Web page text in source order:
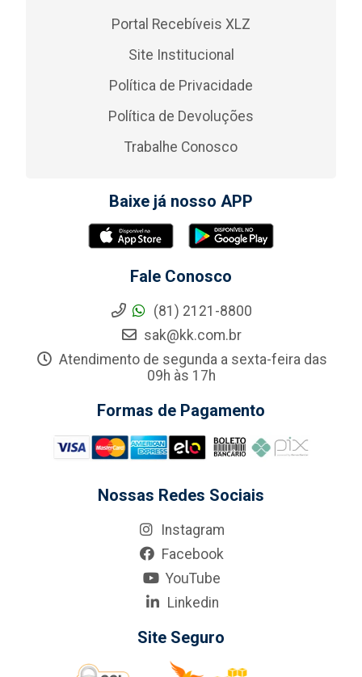
Portal Recebíveis XLZ
Site Institucional
Política de Privacidade
Política de Devoluções
Trabalhe Conosco
Baixe já nosso APP
Fale Conosco
(81) 2121-8800
sak@kk.com.br
Atendimento de segunda a sexta-feira das
09h às 17h
Formas de Pagamento
Nossas Redes Sociais
Instagram
Facebook
YouTube
Linkedin
Site Seguro